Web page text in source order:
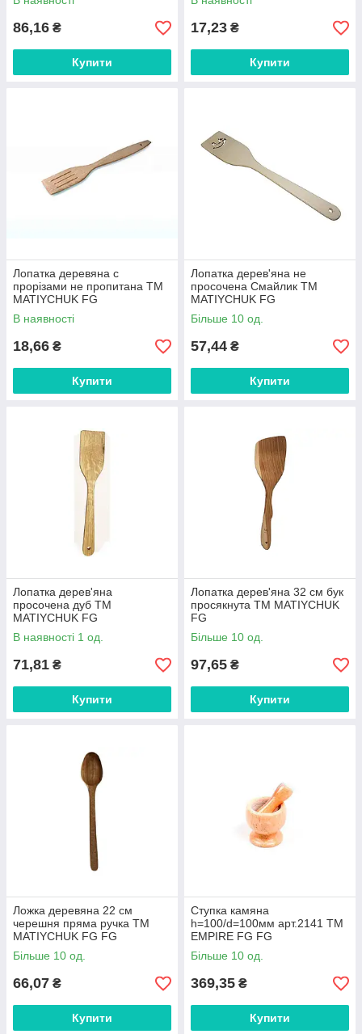
86,16 ₴
Купити
17,23 ₴
Купити
Лопатка деревяна с
прорізами не пропитана ТМ
MATIYCHUK FG
В наявності
18,66 ₴
Купити
Лопатка дерев'яна не
просочена Смайлик ТМ
MATIYCHUK FG
Більше 10 од.
57,44 ₴
Купити
Лопатка дерев'яна
просочена дуб ТМ
MATIYCHUK FG
В наявності 1 од.
71,81 ₴
Купити
Лопатка дерев'яна 32 см бук
просякнута ТМ MATIYCHUK
FG
Більше 10 од.
97,65 ₴
Купити
Ложка деревяна 22 см
черешня пряма ручка ТМ
MATIYCHUK FG FG
Більше 10 од.
66,07 ₴
Купити
Ступка камяна
h=100/d=100мм арт.2141 ТМ
EMPIRE FG FG
Більше 10 од.
369,35 ₴
Купити